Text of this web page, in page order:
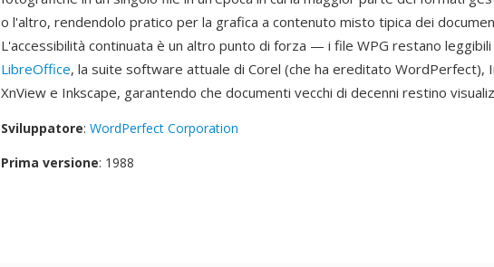
o l'altro, rendendolo pratico per la grafica a contenuto misto tipica dei
L'accessibilità continuata è un altro punto di forza — i file WPG restano leggibili
LibreOffice, la suite software attuale di Corel (che ha ereditato WordPerfect),
XnView e Inkscape, garantendo che documenti vecchi di decenni restino
Sviluppatore: WordPerfect Corporation
Prima versione: 1988